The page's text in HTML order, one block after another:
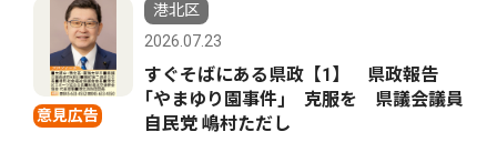
意見広告
港北区
2026.07.23
すぐそばにある県政【1】 県政報告
｢やまゆり園事件｣ 克服を 県議会議員
自民党 嶋村ただし